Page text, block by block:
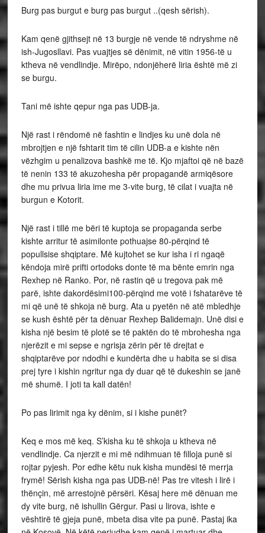
Burg pas burgut e burg pas burgut ..(qesh sërish).
Kam qenë gjithsejt në 13 burgje në vende të ndryshme në
ish-Jugosllavi. Pas vuajtjes së dënimit, në vitin 1956-të u
ktheva në vendlindje. Mirëpo, ndonjëherë liria është më zi
se burgu.
Tani më ishte qepur nga pas UDB-ja.
Një rast i rëndomë në fashtin e lindjes ku unë dola në
mbrojtjen e një fshtarit tim të cilin UDB-a e kishte nën
vëzhgim u penalizova bashkë me të. Kjo mjaftoi që në bazë
të nenin 133 të akuzohesha për propagandë armiqësore
dhe mu privua liria ime me 3-vite burg, të cilat i vuajta në
burgun e Kotorit.
Një rast i tillë me bëri të kuptoja se propaganda serbe
kishte arritur të asimilonte pothuajse 80-përqind të
popullsise shqiptare. Më kujtohet se kur isha i ri ngaqë
këndoja mirë prifti ortodoks donte të ma bënte emrin nga
Rexhep në Ranko. Por, në rastin që u tregova pak më
parë, ishte dakordësimi100-përqind me votë i fshatarëve të
mi që unë të shkoja në burg. Ata u pyetën në atë mbledhje
se kush është për ta dënuar Rexhep Balidemajn. Unë disi e
kisha një besim të plotë se të paktën do të mbrohesha nga
njerëzit e mi sepse e ngrisja zërin për të drejtat e
shqiptarëve por ndodhi e kundërta dhe u habita se si disa
prej tyre i kishin ngritur nga dy duar që të dukeshin se janë
më shumë. I joti ta kall datën!
Po pas lirimit nga ky dënim, si i kishe punët?
Keq e mos më keq. S’kisha ku të shkoja u ktheva në
vendlindje. Ca njerzit e mi më ndihmuan të filloja punë si
rojtar pyjesh. Por edhe këtu nuk kisha mundësi të merrja
frymë! Sërish kisha nga pas UDB-në! Pas tre vitesh i lirë i
thënçin, më arrestojnë përsëri. Kësaj here më dënuan me
dy vite burg, në ishullin Gërgur. Pasi u lirova, ishte e
vështirë të gjeja punë, mbeta disa vite pa punë. Pastaj ika